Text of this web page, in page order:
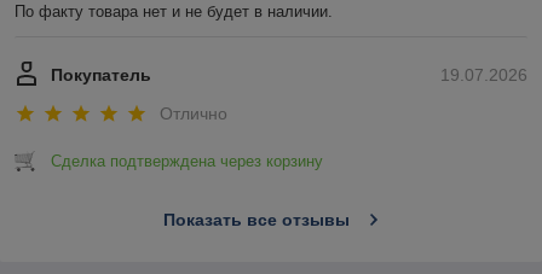
По факту товара нет и не будет в наличии.
19.07.2026
Покупатель
Отлично
Сделка подтверждена через корзину
Показать все отзывы